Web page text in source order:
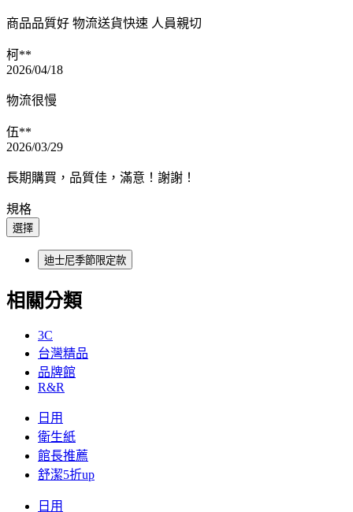
商品品質好 物流送貨快速 人員親切
柯**
2026/04/18
物流很慢
伍**
2026/03/29
長期購買，品質佳，滿意！謝謝！
規格
選擇
迪士尼季節限定款
相關分類
3C
台灣精品
品牌館
R&R
日用
衛生紙
館長推薦
舒潔5折up
日用